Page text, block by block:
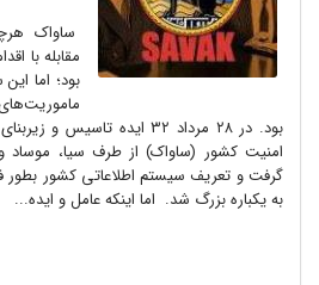
ساواک
مقابله با
بود؛ اما
بود. در ۲۸ مرداد ۳۲ ایده تاسیس و
امنیت کشور (ساواک) از طرف سیا، موساد
گرفت و تعریف سیستم اطلاعاتی کشور بطور
به یکباره بزرگ شد. اما اینکه عامل و ایده...